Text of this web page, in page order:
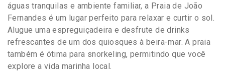
águas tranquilas e ambiente familiar, a Praia de João
Fernandes é um lugar perfeito para relaxar e curtir o sol.
Alugue uma espreguiçadeira e desfrute de drinks
refrescantes de um dos quiosques à beira-mar. A praia
também é ótima para snorkeling, permitindo que você
explore a vida marinha local.